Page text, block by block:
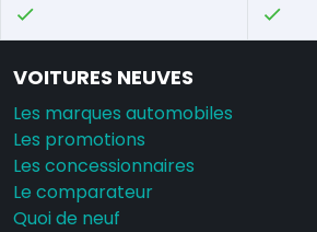
VOITURES NEUVES
Les marques automobiles
Les promotions
Les concessionnaires
Le comparateur
Quoi de neuf